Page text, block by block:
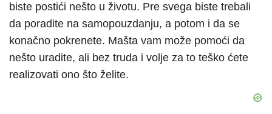
biste postići nešto u životu. Pre svega biste trebali
da poradite na samopouzdanju, a potom i da se
konačno pokrenete. Mašta vam može pomoći da
nešto uradite, ali bez truda i volje za to teško ćete
realizovati ono što želite.